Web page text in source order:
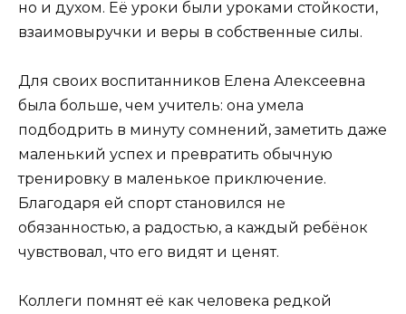
но и духом. Её уроки были уроками стойкости,
взаимовыручки и веры в собственные силы.
Для своих воспитанников Елена Алексеевна
была больше, чем учитель: она умела
подбодрить в минуту сомнений, заметить даже
маленький успех и превратить обычную
тренировку в маленькое приключение.
Благодаря ей спорт становился не
обязанностью, а радостью, а каждый ребёнок
чувствовал, что его видят и ценят.
Коллеги помнят её как человека редкой